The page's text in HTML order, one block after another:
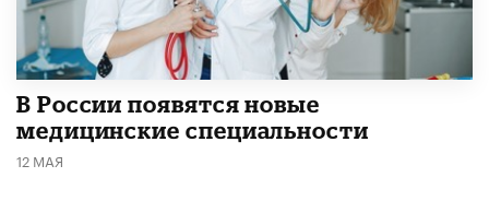
В России появятся новые
медицинские специальности
12 МАЯ